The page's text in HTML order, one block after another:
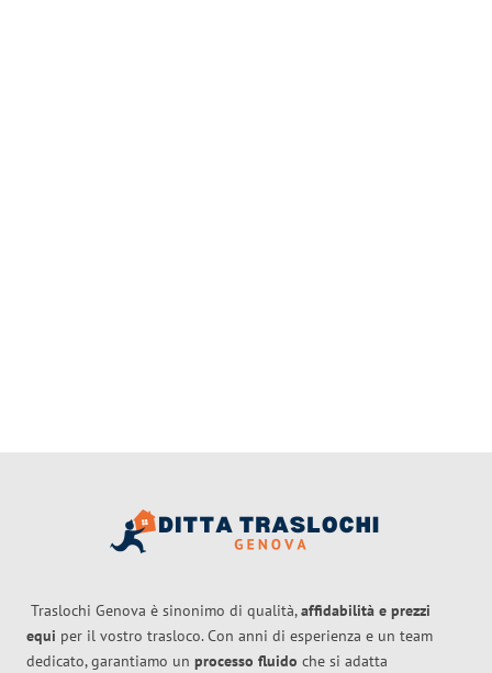
Traslochi Genova è sinonimo di qualità,affidabilità e prezzi
equi per il vostro trasloco. Con anni di esperienza e un team
dedicato, garantiamo un processo fluido che si adatta